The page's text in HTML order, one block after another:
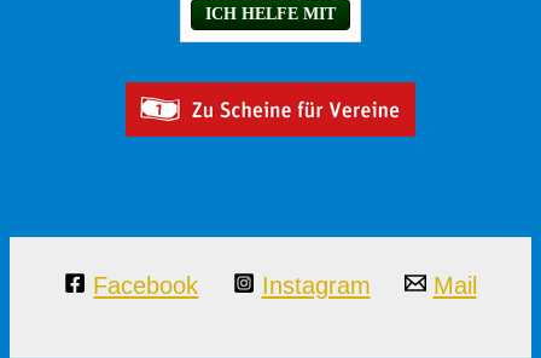
Facebook Instagram Mail